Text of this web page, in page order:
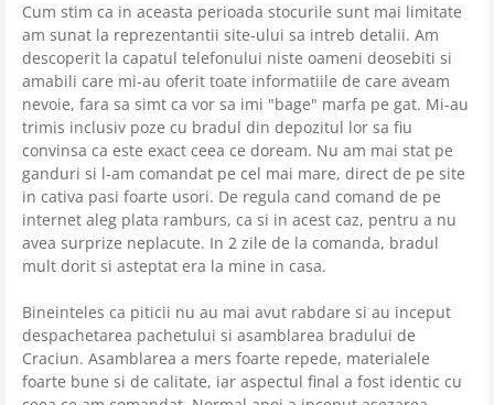
Cum stim ca in aceasta perioada stocurile sunt mai limitate
am sunat la reprezentantii site-ului sa intreb detalii. Am
descoperit la capatul telefonului niste oameni deosebiti si
amabili care mi-au oferit toate informatiile de care aveam
nevoie, fara sa simt ca vor sa imi "bage" marfa pe gat. Mi-au
trimis inclusiv poze cu bradul din depozitul lor sa fiu
convinsa ca este exact ceea ce doream. Nu am mai stat pe
ganduri si l-am comandat pe cel mai mare, direct de pe site
in cativa pasi foarte usori. De regula cand comand de pe
internet aleg plata ramburs, ca si in acest caz, pentru a nu
avea surprize neplacute. In 2 zile de la comanda, bradul
mult dorit si asteptat era la mine in casa.
Bineinteles ca piticii nu au mai avut rabdare si au inceput
despachetarea pachetului si asamblarea bradului de
Craciun. Asamblarea a mers foarte repede, materialele
foarte bune si de calitate, iar aspectul final a fost identic cu